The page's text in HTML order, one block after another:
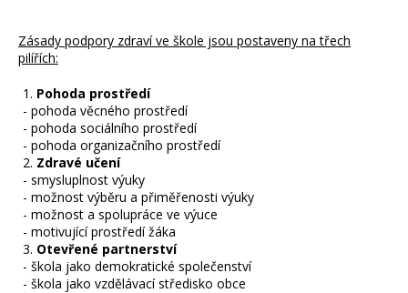
Zásady podpory zdraví ve škole jsou postaveny na třech
pilířích:
Pohoda prostředí
- pohoda věcného prostředí
- pohoda sociálního prostředí
- pohoda organizačního prostředí
Zdravé učení
- smysluplnost výuky
- možnost výběru a přiměřenosti výuky
- možnost a spolupráce ve výuce
- motivující prostředí žáka
Otevřené partnerství
- škola jako demokratické společenství
- škola jako vzdělávací středisko obce